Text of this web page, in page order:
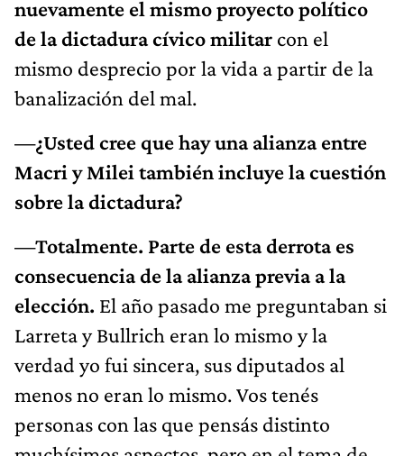
nuevamente el mismo proyecto político
de la dictadura cívico militar con el
mismo desprecio por la vida a partir de la
banalización del mal.
—¿Usted cree que hay una alianza entre
Macri y Milei también incluye la cuestión
sobre la dictadura?
—Totalmente. Parte de esta derrota es
consecuencia de la alianza previa a la
elección. El año pasado me preguntaban si
Larreta y Bullrich eran lo mismo y la
verdad yo fui sincera, sus diputados al
menos no eran lo mismo. Vos tenés
personas con las que pensás distinto